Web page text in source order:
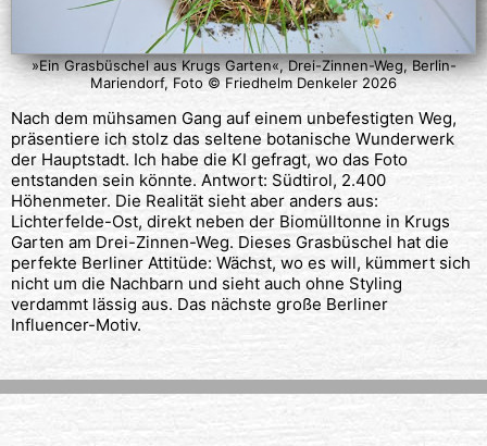
»Ein Grasbüschel aus Krugs Garten«, Drei-Zinnen-Weg, Berlin-
Mariendorf, Foto © Friedhelm Denkeler 2026
Nach dem mühsamen Gang auf einem unbefestigten Weg,
präsentiere ich stolz das seltene botanische Wunderwerk
der Hauptstadt. Ich habe die KI gefragt, wo das Foto
entstanden sein könnte. Antwort: Südtirol, 2.400
Höhenmeter. Die Realität sieht aber anders aus:
Lichterfelde-Ost, direkt neben der Biomülltonne in Krugs
Garten am Drei-Zinnen-Weg. Dieses Grasbüschel hat die
perfekte Berliner Attitüde: Wächst, wo es will, kümmert sich
nicht um die Nachbarn und sieht auch ohne Styling
verdammt lässig aus. Das nächste große Berliner
Influencer-Motiv.